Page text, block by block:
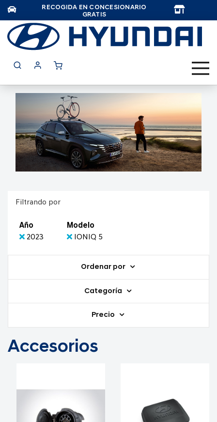
RECOGIDA EN CONCESIONARIO
GRATIS
Filtrando por
Año
2023
Modelo
IONIQ 5
Ordenar por
Categoría
Precio
Accesorios